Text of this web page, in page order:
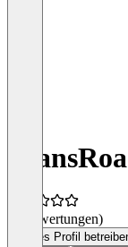
(0 Bewertungen)
Dieses Profil